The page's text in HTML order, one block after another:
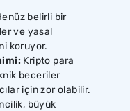
belirli bir
ve yasal
koruyor.
Kripto para
beceriler
için zor olabilir.
büyük